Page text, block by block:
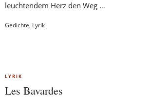
leuchtendem Herz den Weg …
Gedichte, Lyrik
LYRIK
Les Bavardes